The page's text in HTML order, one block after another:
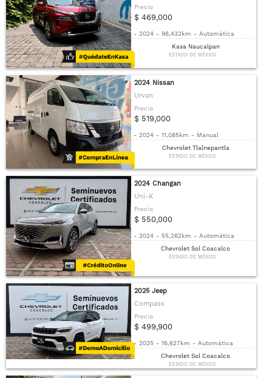
Precio
$ 469,000
- 2024 - 96,432km - Automática
Kasa Naucalpan
ESTADO DE MÉXICO
2024 Nissan
Urvan
Precio
$ 519,000
- 2024 - 11,085km - Manual
Chevrolet Tlalnepantla
ESTADO DE MÉXICO
2024 Changan
Uni-K
Precio
$ 550,000
- 2024 - 55,262km - Automática
Chevrolet Sol Coacalco
ESTADO DE MÉXICO
2025 Jeep
Compass
Precio
$ 499,900
- 2025 - 16,627km - Automática
Chevrolet Sol Coacalco
ESTADO DE MÉXICO